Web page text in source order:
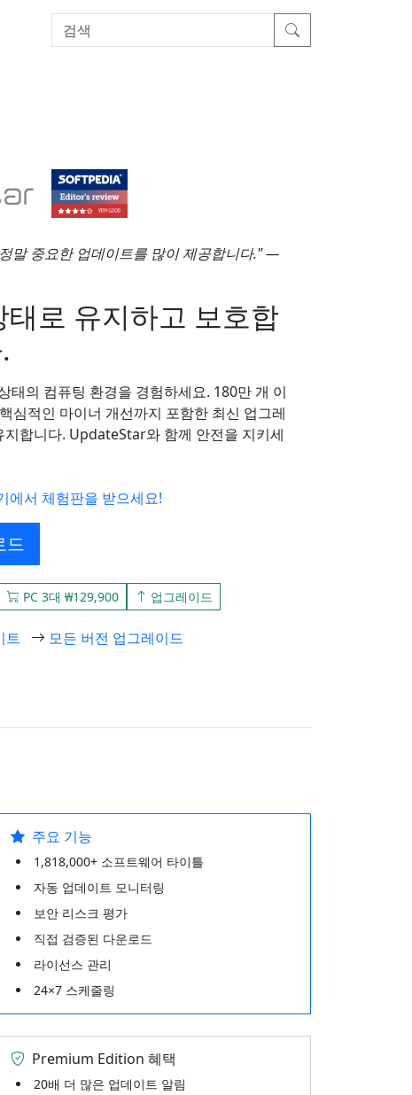
말 중요한 업데이트를 많이 제공합니다." —
로 유지하고 보호합
의 컴퓨팅 환경을 경험하세요. 180만 개 이
심적인 마이너 개선까지 포함한 최신 업그레
합니다. UpdateStar와 함께 안전을 지키세
에서 체험판을 받으세요!
드
PC 3대 ₩129,900 업그레이드
트 모든 버전 업그레이드
주요 기능
1,818,000+ 소프트웨어 타이틀
자동 업데이트 모니터링
보안 리스크 평가
직접 검증된 다운로드
라이선스 관리
24×7 스케줄링
Premium Edition 혜택
20배 더 많은 업데이트 알림